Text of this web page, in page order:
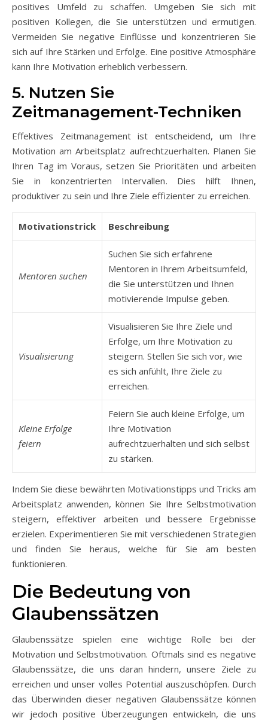
positives Umfeld zu schaffen. Umgeben Sie sich mit
positiven Kollegen, die Sie unterstützen und ermutigen.
Vermeiden Sie negative Einflüsse und konzentrieren Sie
sich auf Ihre Stärken und Erfolge. Eine positive Atmosphäre
kann Ihre Motivation erheblich verbessern.
5. Nutzen Sie
Zeitmanagement-Techniken
Effektives Zeitmanagement ist entscheidend, um Ihre
Motivation am Arbeitsplatz aufrechtzuerhalten. Planen Sie
Ihren Tag im Voraus, setzen Sie Prioritäten und arbeiten
Sie in konzentrierten Intervallen. Dies hilft Ihnen,
produktiver zu sein und Ihre Ziele effizienter zu erreichen.
Motivationstrick Beschreibung
Mentoren suchen
Suchen Sie sich erfahrene
Mentoren in Ihrem Arbeitsumfeld,
die Sie unterstützen und Ihnen
motivierende Impulse geben.
Visualisierung
Visualisieren Sie Ihre Ziele und
Erfolge, um Ihre Motivation zu
steigern. Stellen Sie sich vor, wie
es sich anfühlt, Ihre Ziele zu
erreichen.
Kleine Erfolge
feiern
Feiern Sie auch kleine Erfolge, um
Ihre Motivation
aufrechtzuerhalten und sich selbst
zu stärken.
Indem Sie diese bewährten Motivationstipps und Tricks am
Arbeitsplatz anwenden, können Sie Ihre Selbstmotivation
steigern, effektiver arbeiten und bessere Ergebnisse
erzielen. Experimentieren Sie mit verschiedenen Strategien
und finden Sie heraus, welche für Sie am besten
funktionieren.
Die Bedeutung von
Glaubenssätzen
Glaubenssätze spielen eine wichtige Rolle bei der
Motivation und Selbstmotivation. Oftmals sind es negative
Glaubenssätze, die uns daran hindern, unsere Ziele zu
erreichen und unser volles Potential auszuschöpfen. Durch
das Überwinden dieser negativen Glaubenssätze können
wir jedoch positive Überzeugungen entwickeln, die uns